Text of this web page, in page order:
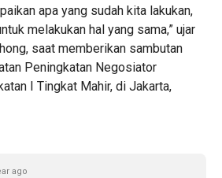
apa yang sudah kita lakukan,
melakukan hal yang sama,” ujar
saat memberikan sambutan
Peningkatan Negosiator
I Tingkat Mahir, di Jakarta,
ago